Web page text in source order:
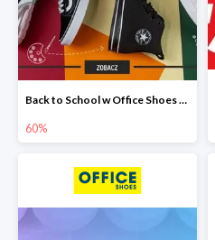
Back to School w Office Shoes do -60%
60%